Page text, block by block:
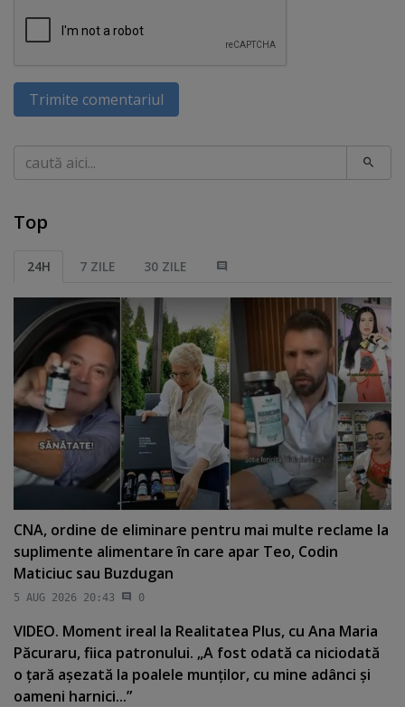
Trimite comentariul
Caută
Top
24H 7 ZILE 30 ZILE
CNA, ordine de eliminare pentru mai multe reclame la
suplimente alimentare în care apar Teo, Codin
Maticiuc sau Buzdugan
5 AUG 2026 20:43 0
VIDEO. Moment ireal la Realitatea Plus, cu Ana Maria
Păcuraru, fiica patronului. „A fost odată ca niciodată
o ţară aşezată la poalele munţilor, cu mine adânci şi
oameni harnici...”